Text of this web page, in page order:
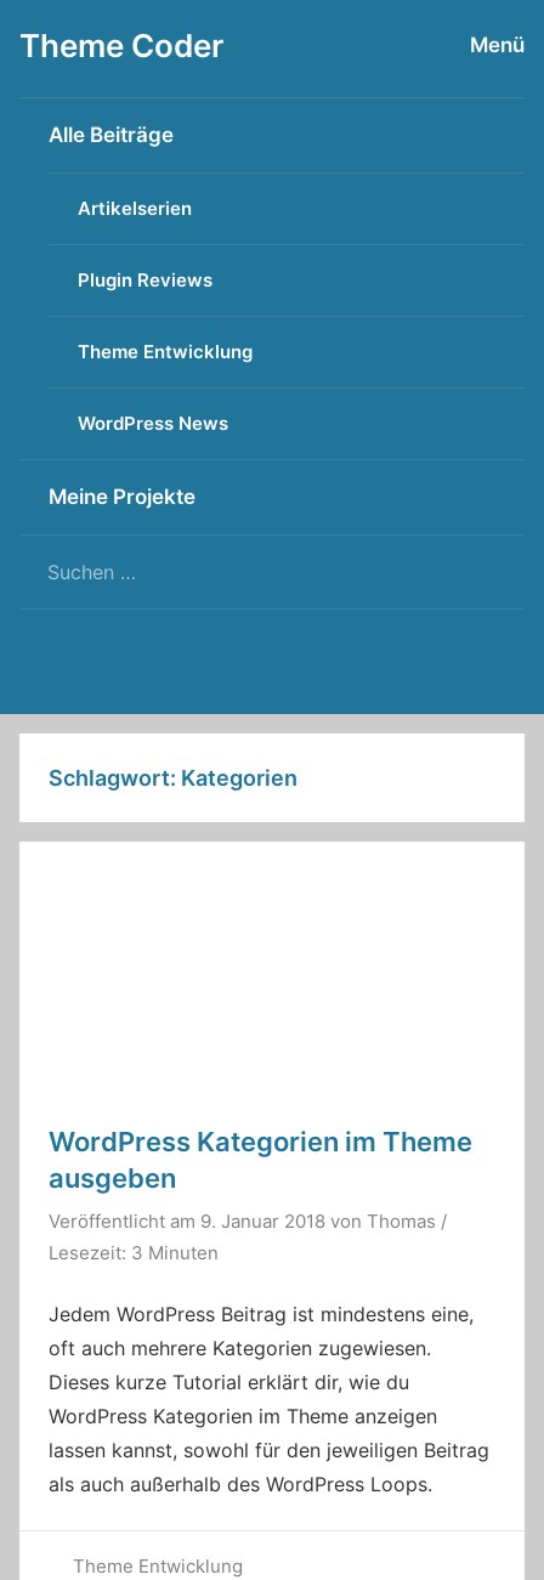
Inhalt
Theme Coder Menü
Alle Beiträge
Artikelserien
Plugin Reviews
Theme Entwicklung
WordPress News
Meine Projekte
Schlagwort: Kategorien
WordPress Kategorien im Theme
ausgeben
Veröffentlicht am 9. Januar 2018 von Thomas /
Lesezeit: 3 Minuten
Jedem WordPress Beitrag ist mindestens eine,
oft auch mehrere Kategorien zugewiesen.
Dieses kurze Tutorial erklärt dir, wie du
WordPress Kategorien im Theme anzeigen
lassen kannst, sowohl für den jeweiligen Beitrag
als auch außerhalb des WordPress Loops.
Theme Entwicklung